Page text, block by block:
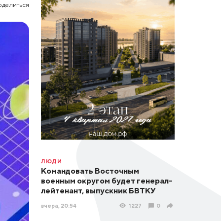
ЛЮДИ
Командовать Восточным
военным округом будет генерал-
лейтенант, выпускник БВТКУ
вчера, 20:54 1227 0